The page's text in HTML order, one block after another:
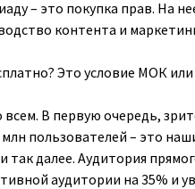
– это покупка прав. На
контента и
Это условие МОКили
В первую очередь,
пользователей – это
далее. Аудитория
аудитории на 35% и